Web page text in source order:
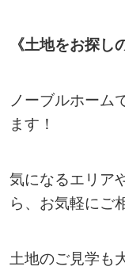
《土地をお探し
ノーブルホーム
ます！
気になるエリア
ら、お気軽にご
土地のご見学も